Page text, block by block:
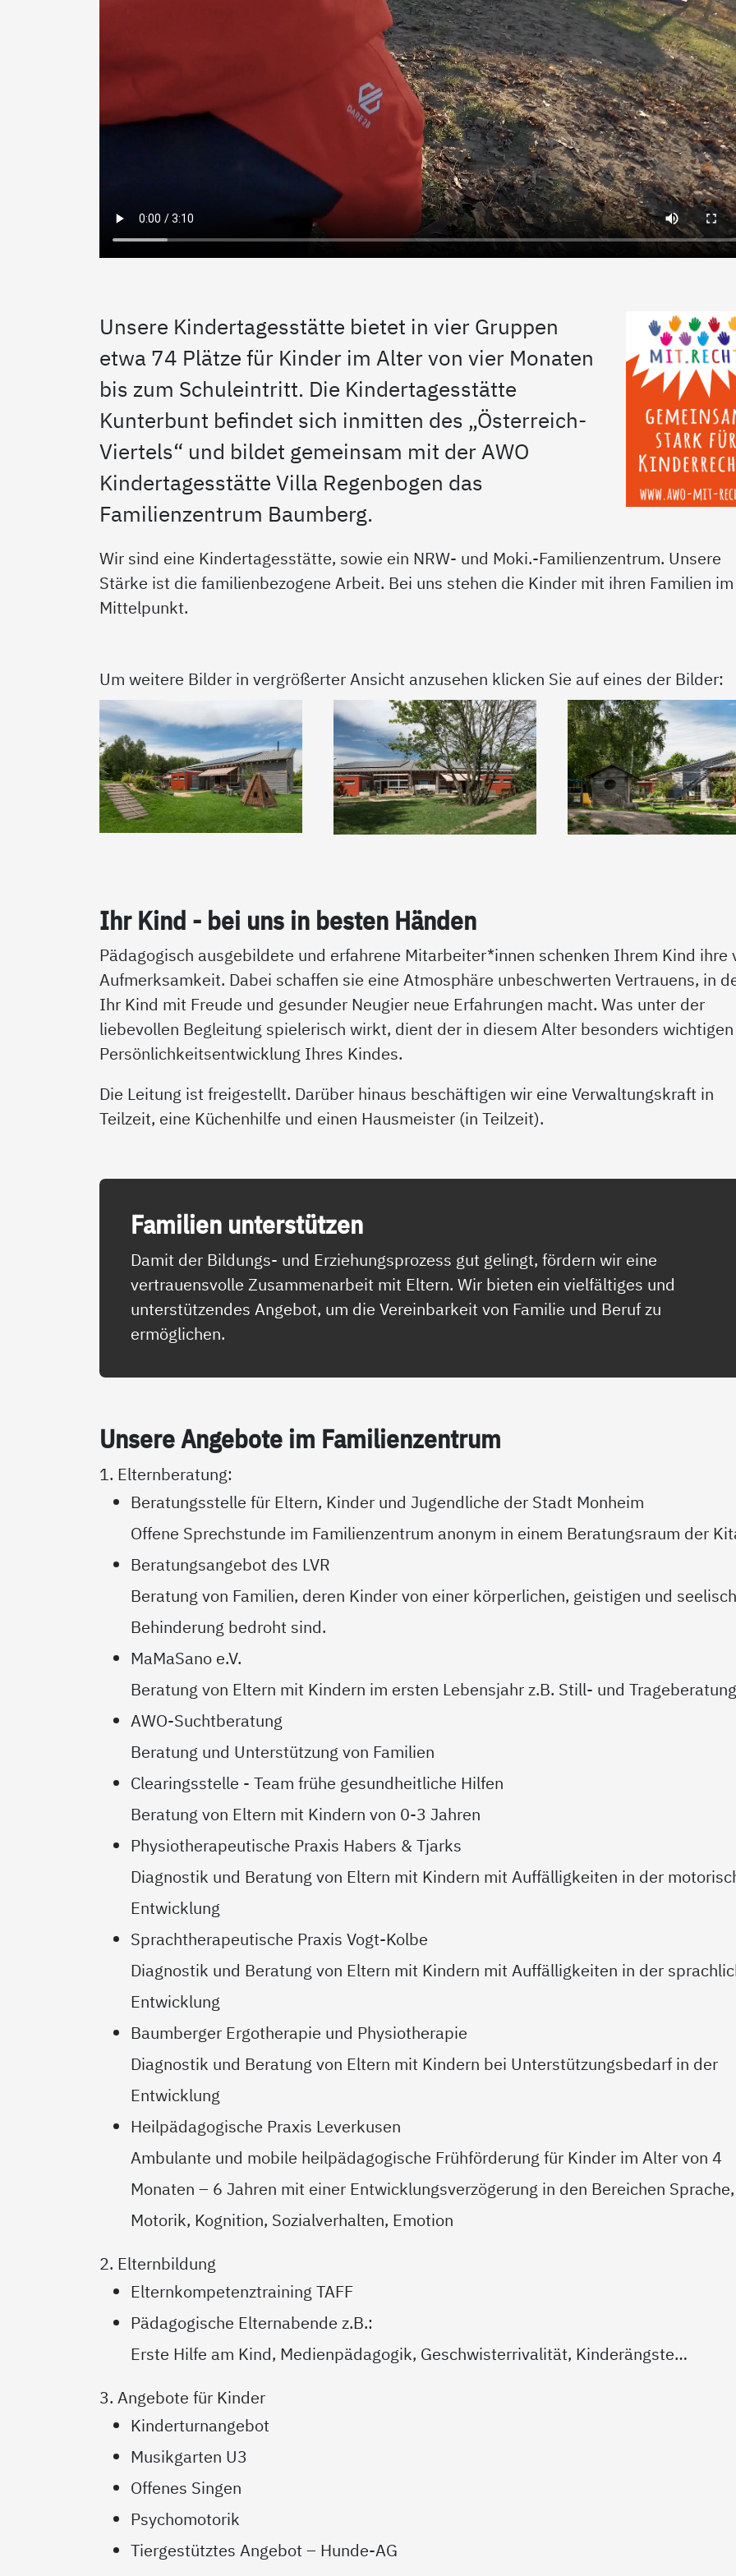
Unsere Kindertagesstätte bietet in vier Gruppen
etwa 74 Plätze für Kinder im Alter von vier Monaten
bis zum Schuleintritt. Die Kindertagesstätte
Kunterbunt befindet sich inmitten des „Österreich-
Viertels“ und bildet gemeinsam mit der AWO
Kindertagesstätte Villa Regenbogen das
Familienzentrum Baumberg.
Wir sind eine Kindertagesstätte, sowie ein NRW- und Moki.-Familienzentrum. Unsere
Stärke ist die familienbezogene Arbeit. Bei uns stehen die Kinder mit ihren Familien im
Mittelpunkt.
Um weitere Bilder in vergrößerter Ansicht anzusehen klicken Sie auf eines der Bilder:
Ihr Kind - bei uns in bes­ten Hän­den
Pädagogisch ausgebildete und erfahrene Mitarbeiter*innen schenken Ihrem Kind ihre
Aufmerksamkeit. Dabei schaffen sie eine Atmosphäre unbeschwerten Vertrauens, in
Ihr Kind mit Freude und gesunder Neugier neue Erfahrungen macht. Was unter der
liebevollen Begleitung spielerisch wirkt, dient der in diesem Alter besonders wichtigen
Persönlichkeitsentwicklung Ihres Kindes.
Die Leitung ist freigestellt. Darüber hinaus beschäftigen wir eine Verwaltungskraft in
Teilzeit, eine Küchenhilfe und einen Hausmeister (in Teilzeit).
Fa­mi­li­en un­ter­stüt­zen
Damit der Bildungs- und Erziehungsprozess gut gelingt, fördern wir eine
vertrauensvolle Zusammenarbeit mit Eltern. Wir bieten ein vielfältiges und
unterstützendes Angebot, um die Vereinbarkeit von Familie und Beruf zu
ermöglichen.
Un­se­re An­ge­bo­te im Fa­mi­li­en­zen­trum
1. Elternberatung:
Beratungsstelle für Eltern, Kinder und Jugendliche der Stadt Monheim
Offene Sprechstunde im Familienzentrum anonym in einem Beratungsraum der
Beratungsangebot des LVR
Beratung von Familien, deren Kinder von einer körperlichen, geistigen und
Behinderung bedroht sind.
MaMaSano e.V.
Beratung von Eltern mit Kindern im ersten Lebensjahr z.B. Still- und Trageberatung
AWO-Suchtberatung
Beratung und Unterstützung von Familien
Clearingsstelle - Team frühe gesundheitliche Hilfen
Beratung von Eltern mit Kindern von 0-3 Jahren
Physiotherapeutische Praxis Habers & Tjarks
Diagnostik und Beratung von Eltern mit Kindern mit Auffälligkeiten in der
Entwicklung
Sprachtherapeutische Praxis Vogt-Kolbe
Diagnostik und Beratung von Eltern mit Kindern mit Auffälligkeiten in der
Entwicklung
Baumberger Ergotherapie und Physiotherapie
Diagnostik und Beratung von Eltern mit Kindern bei Unterstützungsbedarf in der
Entwicklung
Heilpädagogische Praxis Leverkusen
Ambulante und mobile heilpädagogische Frühförderung für Kinder im Alter von 4
Monaten – 6 Jahren mit einer Entwicklungsverzögerung in den Bereichen Sprache,
Motorik, Kognition, Sozialverhalten, Emotion
2. Elternbildung
Elternkompetenztraining TAFF
Pädagogische Elternabende z.B.:
Erste Hilfe am Kind, Medienpädagogik, Geschwisterrivalität, Kinderängste…
3. Angebote für Kinder
Kinderturnangebot
Musikgarten U3
Offenes Singen
Psychomotorik
Tiergestütztes Angebot – Hunde-AG